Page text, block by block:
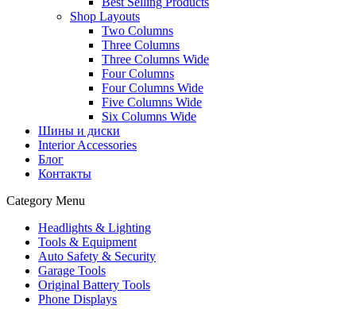
Shop Layouts
Two Columns
Three Columns
Three Columns Wide
Four Columns
Four Columns Wide
Five Columns Wide
Six Columns Wide
Шины и диски
Interior Accessories
Блог
Контакты
Category Menu
Headlights & Lighting
Tools & Equipment
Auto Safety & Security
Garage Tools
Original Battery Tools
Phone Displays